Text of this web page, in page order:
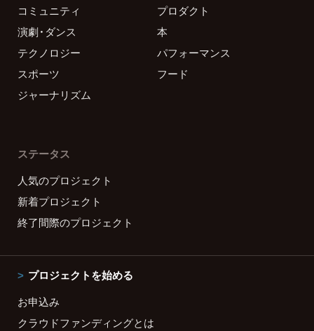
コミュニティ
プロダクト
演劇・ダンス
本
テクノロジー
パフォーマンス
スポーツ
フード
ジャーナリズム
ステータス
人気のプロジェクト
新着プロジェクト
終了間際のプロジェクト
プロジェクトを始める
お申込み
クラウドファンディングとは